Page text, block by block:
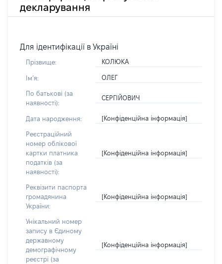
декларування
Для ідентифікації в Україні
Прізвище: КОЛЮКА
Імʼя: ОЛЕГ
По батькові (за
наявності):
СЕРГІЙОВИЧ
Дата народження: [Конфіденційна інформація]
Реєстраційний
номер облікової
картки платника
податків (за
наявності):
[Конфіденційна інформація]
Реквізити паспорта
громадянина
України:
[Конфіденційна інформація]
Унікальний номер
запису в Єдиному
державному
демографічному
реєстрі (за
[Конфіденційна інформація]